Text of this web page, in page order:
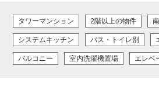
タワーマンション 2階以上の物件
システムキッチン バス・トイレ別
バルコニー 室内洗濯機置場 エレベ